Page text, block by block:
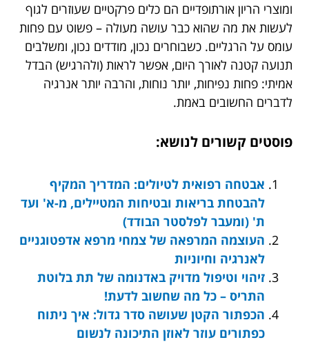
ומוצרי הריון אורתופדיים הם כלים פרקטיים שעוזרים לגוף
לעשות את מה שהוא כבר עושה מעולה – פשוט עם פחות
עומס על הרגליים. כשבוחרים נכון, מודדים נכון, ומשלבים
תנועה קטנה לאורך היום, אפשר לראות (ולהרגיש) הבדל
אמיתי: פחות נפיחות, יותר נוחות, והרבה יותר אנרגיה
לדברים החשובים באמת.
פוסטים קשורים לנושא:
אבטחה רפואית לטיולים: המדריך המקיף
להבטחת בריאות ובטיחות המטיילים, מ-א' ועד
ת' (ומעבר לפלסטר הבודד)
העוצמה המרפאה של צמחי מרפא אדפטוגניים
לאנרגיה וחיוניות
זיהוי וטיפול מדויק באדנומה של תת בלוטת
התריס – כל מה שחשוב לדעת!
הכפתור הקטן שעושה סדר גדול: איך ניתוח
כפתורים עוזר לאוזן התיכונה לנשום